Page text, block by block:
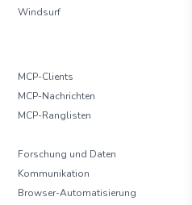
Windsurf
MCP-Clients
MCP-Nachrichten
MCP-Ranglisten
Forschung und Daten
Kommunikation
Browser-Automatisierung